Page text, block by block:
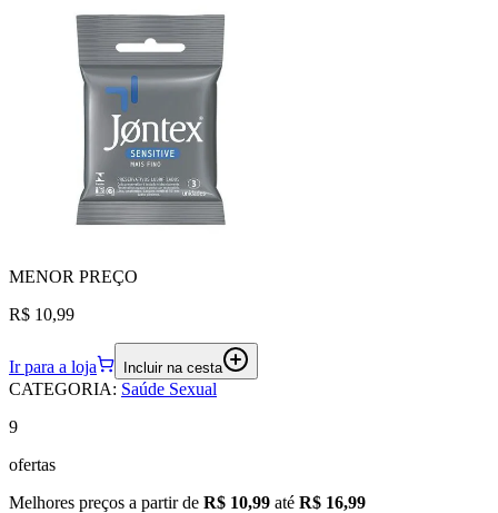
MENOR PREÇO
R$ 10,99
Ir para a loja Incluir na cesta
CATEGORIA: Saúde Sexual
9
ofertas
Melhores preços a partir de R$ 10,99 até R$ 16,99